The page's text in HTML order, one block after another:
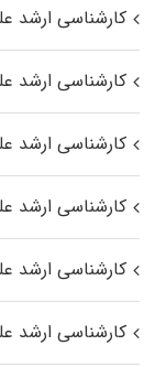
کارشناسی ارشد
کارشناسی ارشد
کارشناسی ارشد
کارشناسی ارشد
کارشناسی ارشد
کارشناسی ارشد